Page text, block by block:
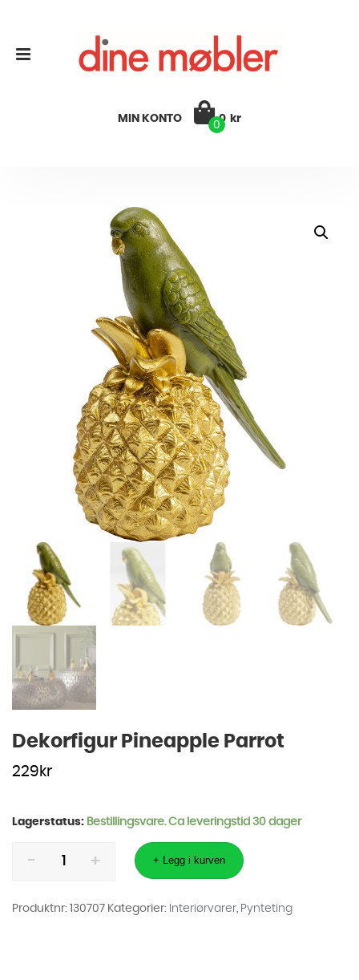
MIN KONTO
0
0 kr
Dekorfigur Pineapple Parrot
229 kr
Lagerstatus: Bestillingsvare. Ca leveringstid 30 dager
Pineapple
Parrot
+ Legg i kurven
Produktnr: 130707 Kategorier: Interiørvarer Pynteting